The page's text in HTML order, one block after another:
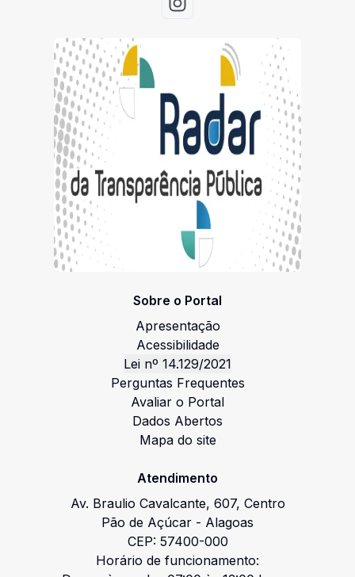
Acessar Instagram
Sobre o Portal
Apresentação
Acessibilidade
Lei nº 14.129/2021
Perguntas Frequentes
Avaliar o Portal
Dados Abertos
Mapa do site
Atendimento
Av. Braulio Cavalcante, 607, Centro
Pão de Açúcar - Alagoas
CEP: 57400-000
Horário de funcionamento: